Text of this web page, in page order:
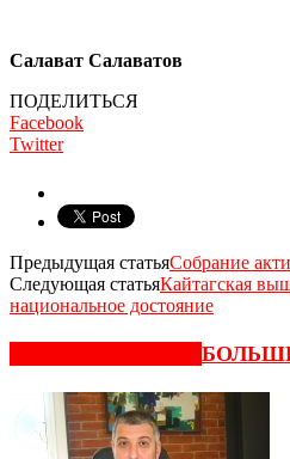
Салават Салаватов
ПОДЕЛИТЬСЯ
Facebook
Twitter
Предыдущая статьяСобрание
Следующая статьяКайтагская
национальное достояние